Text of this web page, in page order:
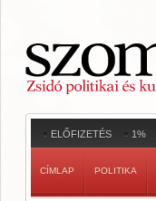
ELŐFIZETÉS 1%
CÍMLAP POLITIKA